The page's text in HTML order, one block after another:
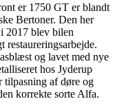
er 1750 GT er blandt
Bertoner. Den her
2017 blev bilen
restaureringsarbejde.
og lavet med nye
hos Jyderup
tilpasning af døre og
korrekte sorte Alfa.